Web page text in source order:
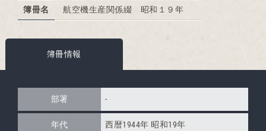
簿冊名 航空機生産関係綴 昭和１９年
簿冊情報
部署 -
年代 西暦1944年 昭和19年